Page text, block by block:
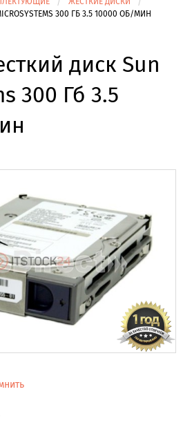
300 ГБ 3.5 10000 ОБ/МИН
диск Sun
300 Гб 3.5